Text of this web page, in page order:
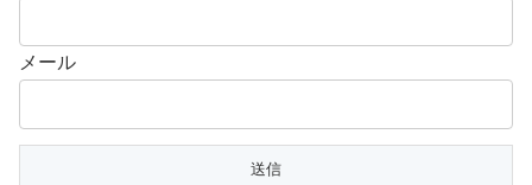
メール